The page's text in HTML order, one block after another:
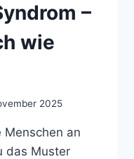
–
wie
2025
an
das Muster